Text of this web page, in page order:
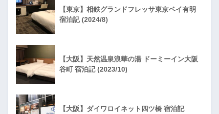
【東京】相鉄グランドフレッサ東京ベイ有明
宿泊記 (2024/8)
【大阪】天然温泉浪華の湯 ドーミーイン大阪
谷町 宿泊記 (2023/10)
【大阪】ダイワロイネット四ツ橋 宿泊記